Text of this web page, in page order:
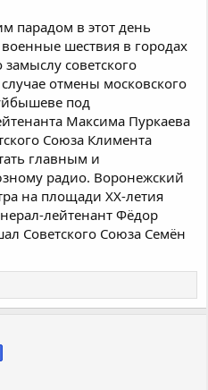
парадом в этот день
шествия в городах
советского
отмены московского
под
Максима Пуркаева
Союза Климента
главным и
радио. Воронежский
на площади XX-летия
лейтенант Фёдор
Советского Союза Семён